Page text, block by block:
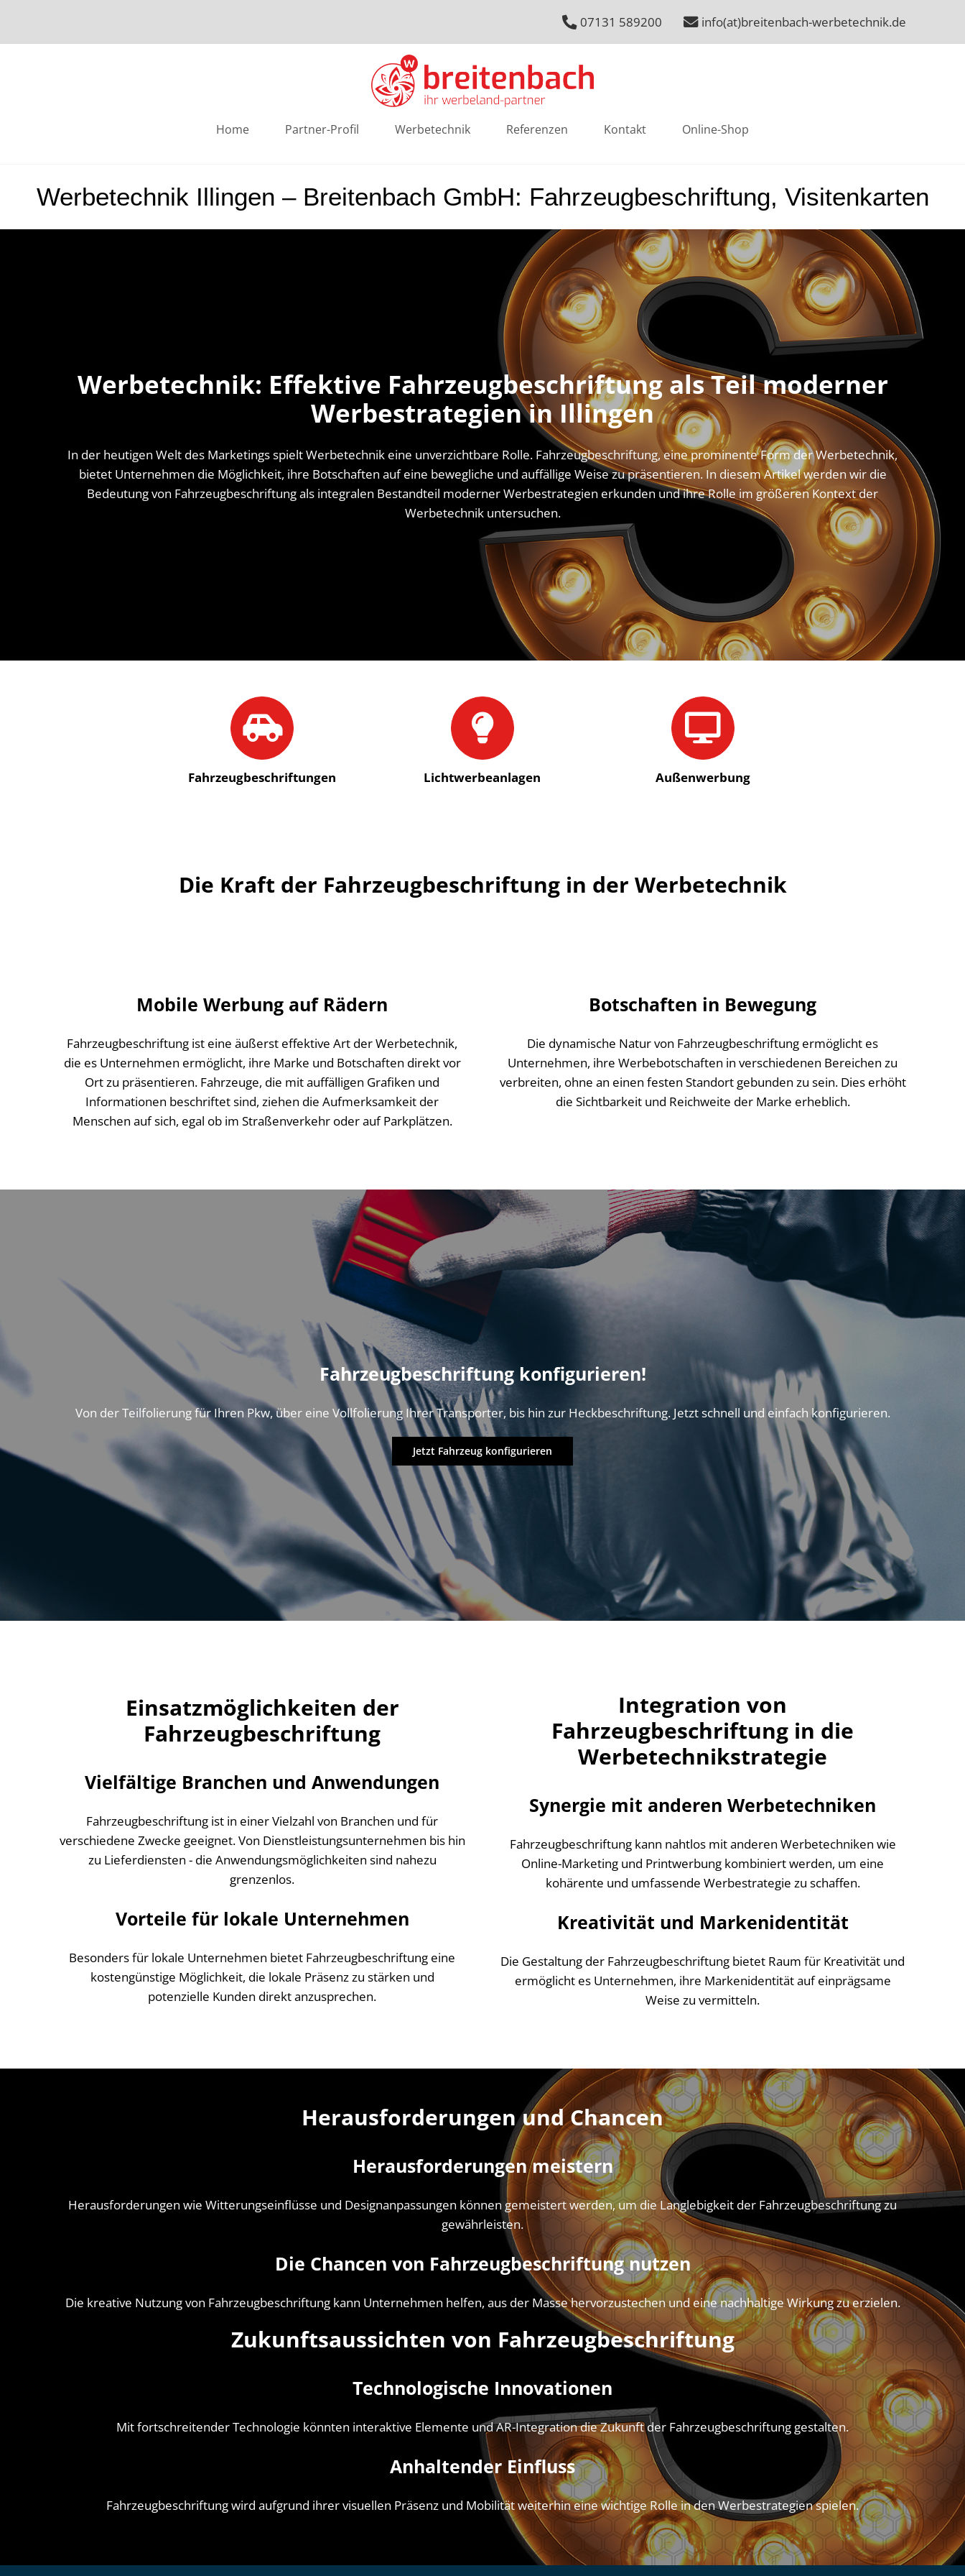
content
07131 589200 info(at)breitenbach-werbetechnik.de
Home Partner-Profil Werbetechnik Referenzen Kontakt Online-Shop
Werbetechnik Illingen – Breitenbach GmbH: Fahrzeugbeschriftung, Visitenkarten
Werbetechnik: Effektive Fahrzeugbeschriftung als Teil moderner
Werbestrategien in Illingen
In der heutigen Welt des Marketings spielt Werbetechnik eine unverzichtbare Rolle. Fahrzeugbeschriftung, eine prominente Form der Werbetechnik,
bietet Unternehmen die Möglichkeit, ihre Botschaften auf eine bewegliche und auffällige Weise zu präsentieren. In diesem Artikel werden wir die
Bedeutung von Fahrzeugbeschriftung als integralen Bestandteil moderner Werbestrategien erkunden und ihre Rolle im größeren Kontext der
Werbetechnik untersuchen.
Fahrzeug­beschriftungen Licht­werbe­anlagen Außen­werbung
Die Kraft der Fahrzeugbeschriftung in der Werbetechnik
Mobile Werbung auf Rädern
Fahrzeugbeschriftung ist eine äußerst effektive Art der Werbetechnik,
die es Unternehmen ermöglicht, ihre Marke und Botschaften direkt vor
Ort zu präsentieren. Fahrzeuge, die mit auffälligen Grafiken und
Informationen beschriftet sind, ziehen die Aufmerksamkeit der
Menschen auf sich, egal ob im Straßenverkehr oder auf Parkplätzen.
Botschaften in Bewegung
Die dynamische Natur von Fahrzeugbeschriftung ermöglicht es
Unternehmen, ihre Werbebotschaften in verschiedenen Bereichen zu
verbreiten, ohne an einen festen Standort gebunden zu sein. Dies erhöht
die Sichtbarkeit und Reichweite der Marke erheblich.
Fahrzeugbeschriftung konfigurieren!
Von der Teilfolierung für Ihren Pkw, über eine Vollfolierung Ihrer Transporter, bis hin zur Heckbeschriftung. Jetzt schnell und einfach konfigurieren.
Jetzt Fahrzeug konfigurieren
Einsatzmöglichkeiten der
Fahrzeugbeschriftung
Vielfältige Branchen und Anwendungen
Fahrzeugbeschriftung ist in einer Vielzahl von Branchen und für
verschiedene Zwecke geeignet. Von Dienstleistungsunternehmen bis hin
zu Lieferdiensten - die Anwendungsmöglichkeiten sind nahezu
grenzenlos.
Vorteile für lokale Unternehmen
Besonders für lokale Unternehmen bietet Fahrzeugbeschriftung eine
kostengünstige Möglichkeit, die lokale Präsenz zu stärken und
potenzielle Kunden direkt anzusprechen.
Integration von
Fahrzeugbeschriftung in die
Werbetechnikstrategie
Synergie mit anderen Werbetechniken
Fahrzeugbeschriftung kann nahtlos mit anderen Werbetechniken wie
Online-Marketing und Printwerbung kombiniert werden, um eine
kohärente und umfassende Werbestrategie zu schaffen.
Kreativität und Markenidentität
Die Gestaltung der Fahrzeugbeschriftung bietet Raum für Kreativität und
ermöglicht es Unternehmen, ihre Markenidentität auf einprägsame
Weise zu vermitteln.
Herausforderungen und Chancen
Herausforderungen meistern
Herausforderungen wie Witterungseinflüsse und Designanpassungen können gemeistert werden, um die Langlebigkeit der Fahrzeugbeschriftung zu
gewährleisten.
Die Chancen von Fahrzeugbeschriftung nutzen
Die kreative Nutzung von Fahrzeugbeschriftung kann Unternehmen helfen, aus der Masse hervorzustechen und eine nachhaltige Wirkung zu erzielen.
Zukunftsaussichten von Fahrzeugbeschriftung
Technologische Innovationen
Mit fortschreitender Technologie könnten interaktive Elemente und AR-Integration die Zukunft der Fahrzeugbeschriftung gestalten.
Anhaltender Einfluss
Fahrzeugbeschriftung wird aufgrund ihrer visuellen Präsenz und Mobilität weiterhin eine wichtige Rolle in den Werbestrategien spielen.